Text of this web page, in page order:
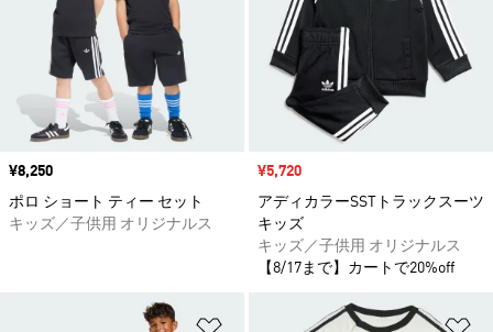
価格
¥8,250
ポロ ショート ティー セット
キッズ／子供用 オリジナルス
セール価格
¥5,720
アディカラーSSTトラックスーツ
キッズ
キッズ／子供用 オリジナルス
【8/17まで】カートで20%off
ほしいものリストに追加